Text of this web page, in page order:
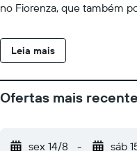
no Fiorenza, que também
elegante serve bebidas, e
A sala de TV também está
de carro do hotel, enquanto
Leia mais
Ofertas mais
sex 14/8 - sáb